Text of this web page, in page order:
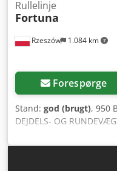
Rzeszów 1.084 km
Rullelinje
Fortuna
Forespørge
Stand: god (brugt), 950
DEJDELS- OG
Aeu Iuliscysf TEKNISKE
Kamille, Kors. -
UDVENDIGE MÅL (i